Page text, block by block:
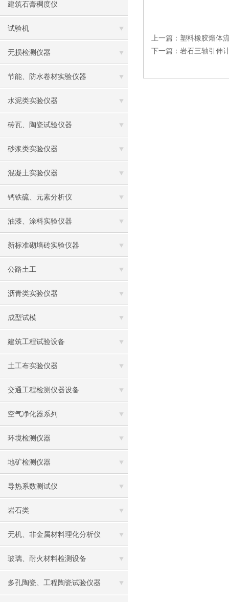
建筑石膏稠度仪
试验机
无损检测仪器
节能、防水卷材实验仪器
水泥类实验仪器
砖瓦、陶瓷试验仪器
砂浆类实验仪器
混凝土实验仪器
钙铁硫、元素分析仪
油漆、涂料实验仪器
新标准砌墙砖实验仪器
公路土工
沥青类实验仪器
成型试模
建筑工程试验设备
土工布实验仪器
交通工程检测仪器设备
空气净化器系列
环境检测仪器
地矿检测仪器
导热系数测试仪
岩石类
无机、非金属材料理化分析仪
玻璃、耐火材料检测设备
多孔陶瓷、工程陶瓷试验仪器
上一篇： 塑料橡胶熔体
下一篇： 岩石三轴引伸